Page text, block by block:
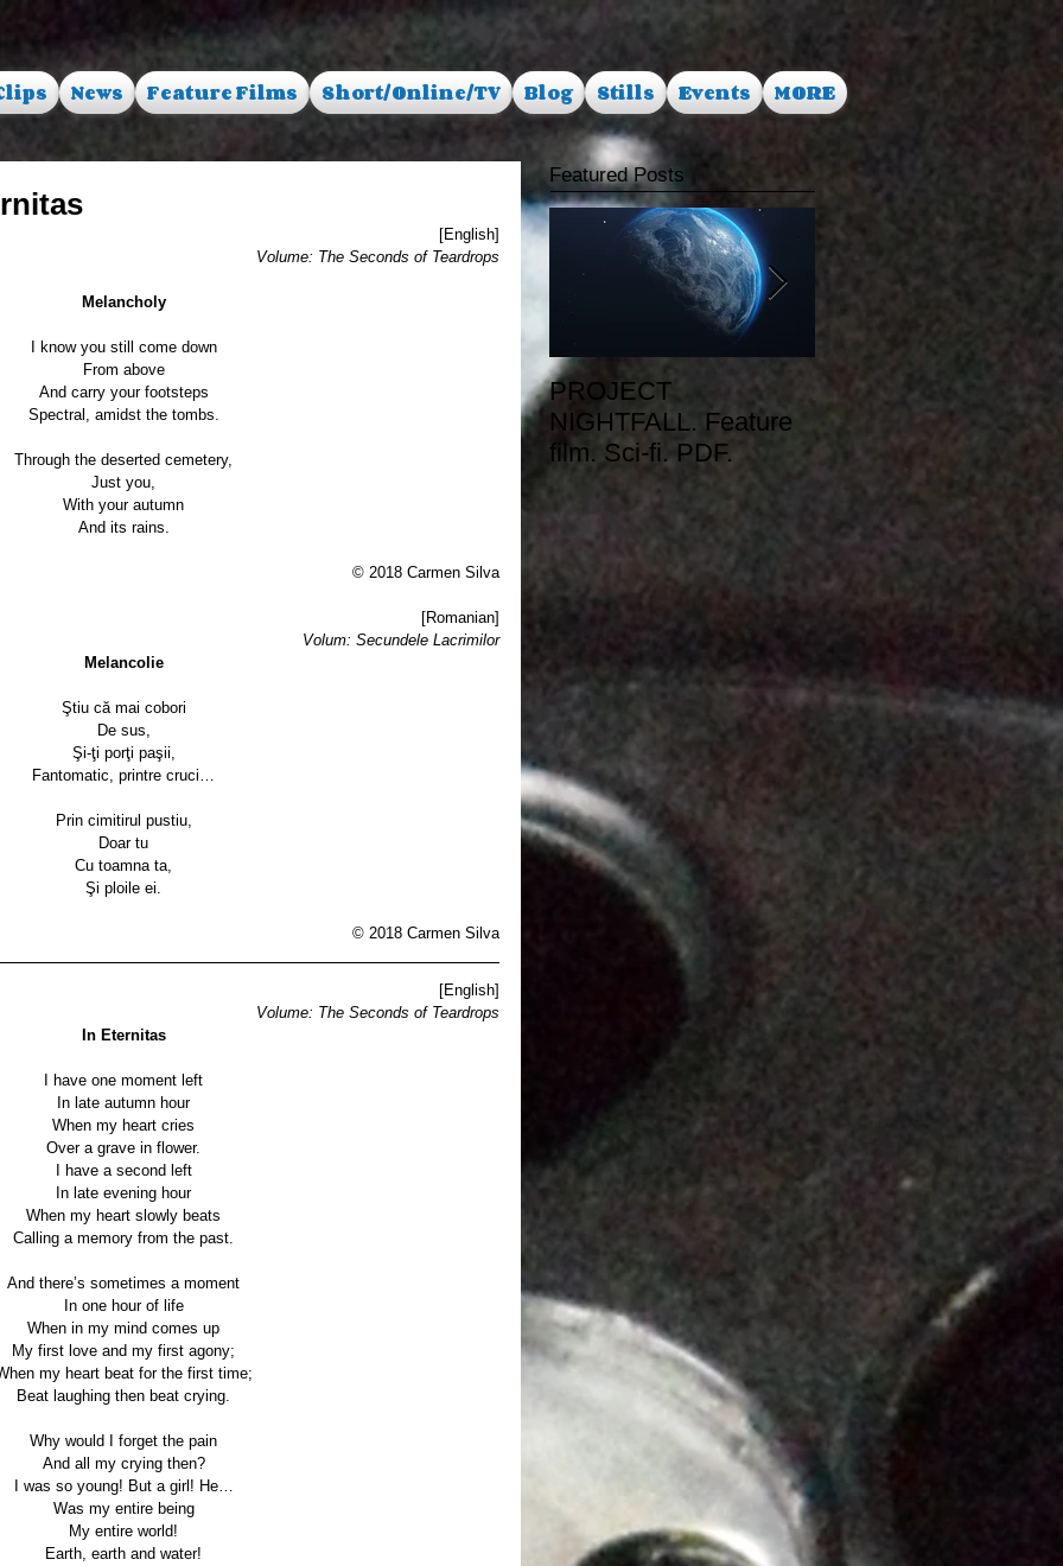
News Feature Films Short/Online/TV Blog Stills Events MORE
[English]
Volume: The Seconds of Teardrops
Melancholy
I know you still come down
From above
And carry your footsteps
Spectral, amidst the tombs.
Through the deserted cemetery,
Just you,
With your autumn
And its rains.
© 2018 Carmen Silva
[Romanian]
Volum: Secundele Lacrimilor
Melancolie
Ştiu că mai cobori
De sus,
Şi-ţi porţi paşii,
Fantomatic, printre cruci…
Prin cimitirul pustiu,
Doar tu
Cu toamna ta,
Şi ploile ei.
© 2018 Carmen Silva
[English]
Volume: The Seconds of Teardrops
In Eternitas
I have one moment left
In late autumn hour
When my heart cries
Over a grave in flower.
I have a second left
In late evening hour
When my heart slowly beats
Calling a memory from the past.
And there’s sometimes a moment
In one hour of life
When in my mind comes up
My first love and my first agony;
my heart beat for the first time;
Beat laughing then beat crying.
Why would I forget the pain
And all my crying then?
I was so young! But a girl! He…
Was my entire being
My entire world!
Earth, earth and water!
Featured Posts
PROJECT
NIGHTFALL. Feature
film. Sci-fi. PDF.
RUSALKA. Feature
film. Dark Fantasy.